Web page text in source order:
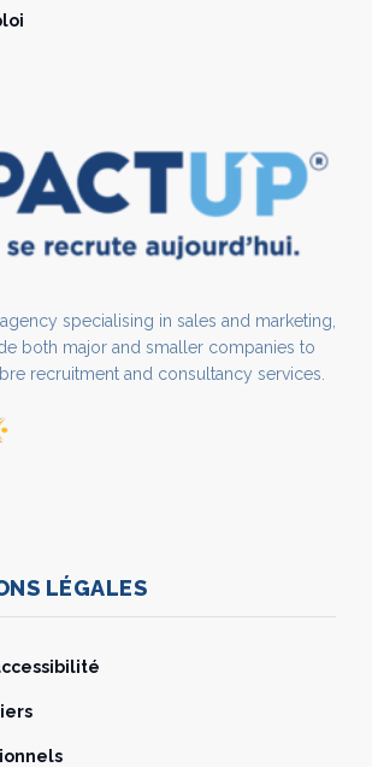
specialising in sales and marketing,
both major and smaller companies to
recruitment and consultancy services.
LÉGALES